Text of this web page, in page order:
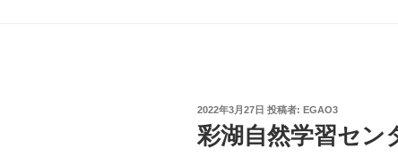
投
稿
日:
2022年3月27日 投稿者: EGAO3
彩湖自然学習セン